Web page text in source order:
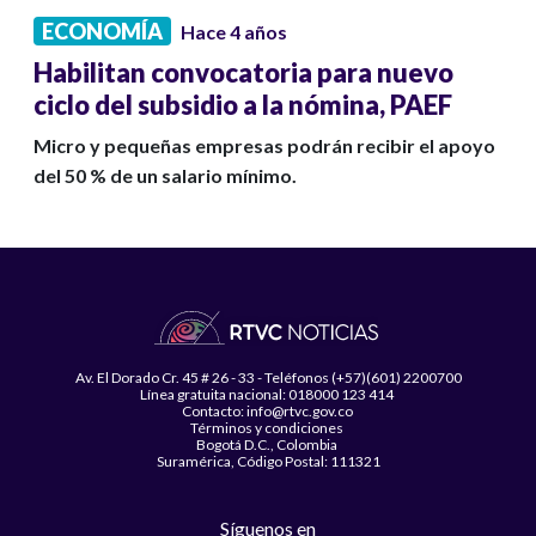
ECONOMÍA Hace 4 años
Habilitan convocatoria para nuevo
ciclo del subsidio a la nómina, PAEF
Micro y pequeñas empresas podrán recibir el apoyo
del 50 % de un salario mínimo.
Av. El Dorado Cr. 45 # 26 - 33 - Teléfonos (+57)(601) 2200700
Línea gratuita nacional: 018000 123 414
Contacto: info@rtvc.gov.co
Términos y condiciones
Bogotá D.C., Colombia
Suramérica, Código Postal: 111321
Síguenos en